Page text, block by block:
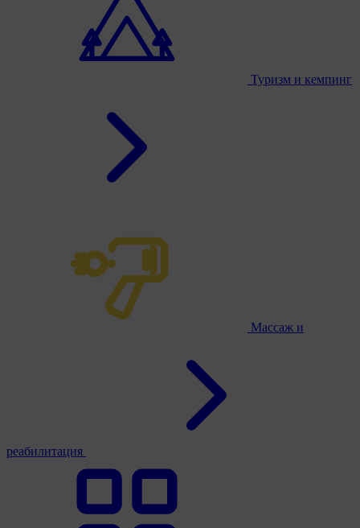
Туризм и кемпинг
Массаж и
реабилитация